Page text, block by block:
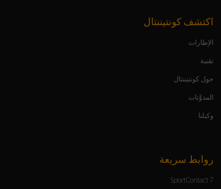
اكتشف كونتيننتال
الإطارات
تقنية
حول كونتيننتال
المدوَّنات
وكيلنا
روابط سريعة
SportContact 7